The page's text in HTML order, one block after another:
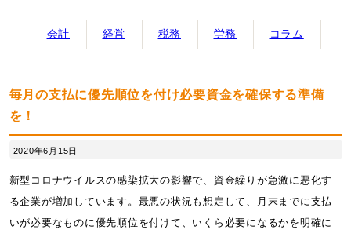
会計 経営 税務 労務 コラム
毎月の支払に優先順位を付け必要資金を確保する準備
を！
2020年6月15日
新型コロナウイルスの感染拡大の影響で、資金繰りが急激に悪化す
る企業が増加しています。最悪の状況も想定して、月末までに支払
いが必要なものに優先順位を付けて、いくら必要になるかを明確に